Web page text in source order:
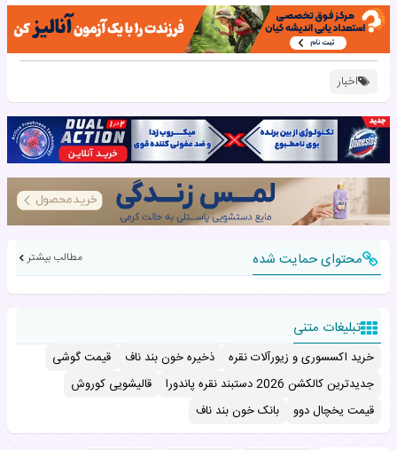
اخبار
محتوای حمایت شده مطالب بیشتر
تبلیغات متنی
خرید اکسسوری و زیورآلات نقره ذخیره خون بند ناف
قیمت گوشی
جدیدترین کالکشن 2026 دستبند نقره پاندورا
قالیشویی کوروش
قیمت یخچال دوو
بانک خون بند ناف